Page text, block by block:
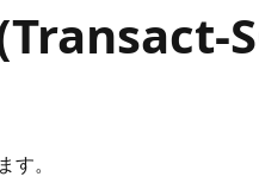
す。